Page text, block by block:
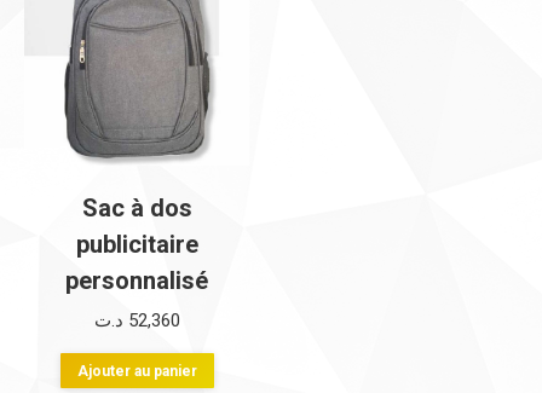
Sac à dos
publicitaire
personnalisé
52,360 د.ت
Ajouter au panier